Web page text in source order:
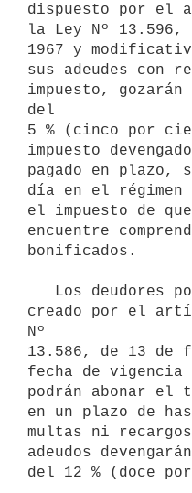
dispuesto por el
la Ley Nº
1967 y
sus adeudes con
impuesto,
del
5 % (cinco por
impuesto
pagado en plazo,
día en el
el impuesto de
encuentre
bonificados.
creado por el
Nº
13.586, de 13 de
fecha de
podrán abonar el
en un plazo de
multas ni
adeudos